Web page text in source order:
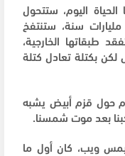
اليوم، ستتحول
يوما ما إلى قزم أبيض. فبعد نحو 5 مليارات سنة، ستنتفخ
طبقاتها الخارجية،
بكتلة تعادل كتلة
حول قزم أبيض يشبه
بعد موت شمسنا.
ويب، كان أول ما